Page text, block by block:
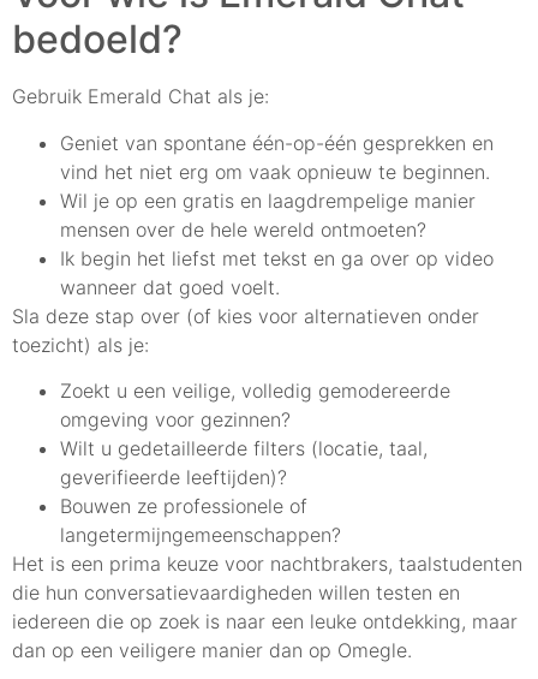
bedoeld?
Gebruik Emerald Chat als je:
Geniet van spontane één-op-één gesprekken en
vind het niet erg om vaak opnieuw te beginnen.
Wil je op een gratis en laagdrempelige manier
mensen over de hele wereld ontmoeten?
Ik begin het liefst met tekst en ga over op video
wanneer dat goed voelt.
Sla deze stap over (of kies voor alternatieven onder
toezicht) als je:
Zoekt u een veilige, volledig gemodereerde
omgeving voor gezinnen?
Wilt u gedetailleerde filters (locatie, taal,
geverifieerde leeftijden)?
Bouwen ze professionele of
langetermijngemeenschappen?
Het is een prima keuze voor nachtbrakers, taalstudenten
die hun conversatievaardigheden willen testen en
iedereen die op zoek is naar een leuke ontdekking, maar
dan op een veiligere manier dan op Omegle.